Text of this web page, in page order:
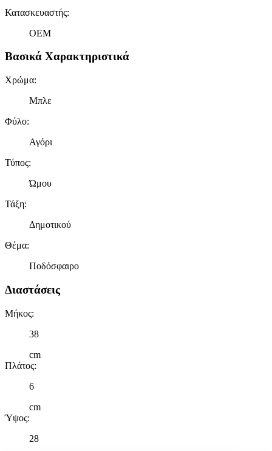
Κατασκευαστής:
OEM
Βασικά Χαρακτηριστικά
Χρώμα:
Μπλε
Φύλο:
Αγόρι
Τύπος:
Ώμου
Τάξη:
Δημοτικού
Θέμα:
Ποδόσφαιρο
Διαστάσεις
Μήκος:
38
cm
Πλάτος:
6
cm
Ύψος:
28